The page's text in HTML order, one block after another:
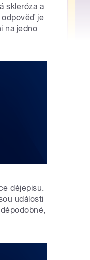
skleróza a
odpověď je
na jedno
dějepisu.
události